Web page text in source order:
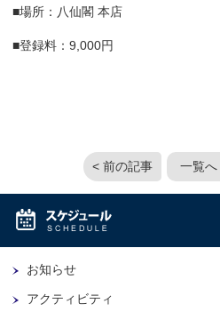
■場所：八仙閣 本店
■登録料：9,000円
< 前の記事 一覧へ
お知らせ
アクティビティ